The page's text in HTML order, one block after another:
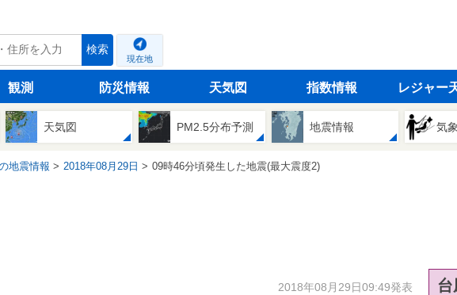
検索
現在地
観測 防災情報 天気図 指数情報 レジャー
天気図 PM2.5分布予測 地震情報 気
地震情報 2018年08月29日 09時46分頃発生した地震(最大震度2)
2018年08月29日09:49発表